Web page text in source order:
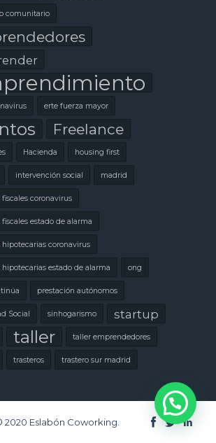
comunitario
erte fuerza mayor
Freelance
Hacienda housing first
intervención social madrid
coronavirus
estado de alarma
hipotecarias coronavirus
estado de alarma ong
prestación autónomos
Social sinhogarismo startup
taller taller emprendedores
trasteros trastero sur madrid
Eslabón Coworking.